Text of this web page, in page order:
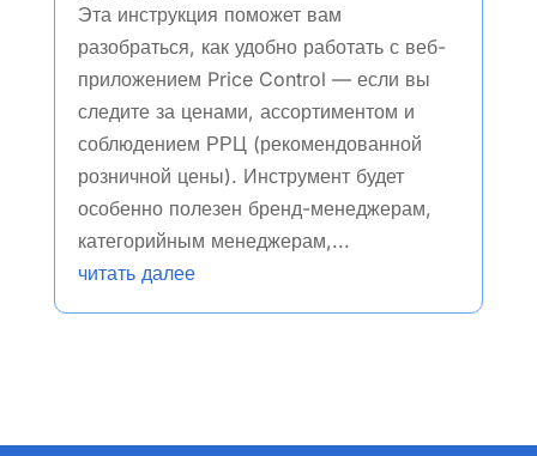
Эта инструкция поможет вам
разобраться, как удобно работать с веб-
приложением Price Control — если вы
следите за ценами, ассортиментом и
соблюдением РРЦ (рекомендованной
розничной цены). Инструмент будет
особенно полезен бренд-менеджерам,
категорийным менеджерам,...
читать далее